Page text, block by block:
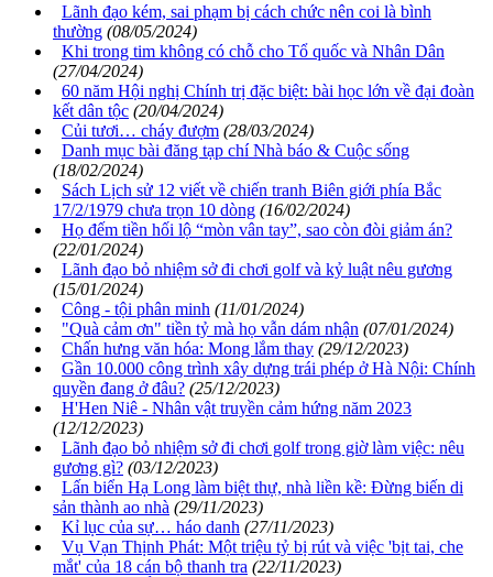
Lãnh đạo kém, sai phạm bị cách chức nên coi là bình
thường (08/05/2024)
Khi trong tim không có chỗ cho Tổ quốc và Nhân Dân
(27/04/2024)
60 năm Hội nghị Chính trị đặc biệt: bài học lớn về đại đoàn
kết dân tộc (20/04/2024)
Củi tươi… cháy đượm (28/03/2024)
Danh mục bài đăng tạp chí Nhà báo & Cuộc sống
(18/02/2024)
Sách Lịch sử 12 viết về chiến tranh Biên giới phía Bắc
17/2/1979 chưa trọn 10 dòng (16/02/2024)
Họ đếm tiền hối lộ “mòn vân tay”, sao còn đòi giảm án?
(22/01/2024)
Lãnh đạo bỏ nhiệm sở đi chơi golf và kỷ luật nêu gương
(15/01/2024)
Công - tội phân minh (11/01/2024)
"Quà cảm ơn" tiền tỷ mà họ vẫn dám nhận (07/01/2024)
Chấn hưng văn hóa: Mong lắm thay (29/12/2023)
Gần 10.000 công trình xây dựng trái phép ở Hà Nội: Chính
quyền đang ở đâu? (25/12/2023)
H'Hen Niê - Nhân vật truyền cảm hứng năm 2023
(12/12/2023)
Lãnh đạo bỏ nhiệm sở đi chơi golf trong giờ làm việc: nêu
gương gì? (03/12/2023)
Lấn biển Hạ Long làm biệt thự, nhà liền kề: Đừng biến di
sản thành ao nhà (29/11/2023)
Kỉ lục của sự… háo danh (27/11/2023)
Vụ Vạn Thịnh Phát: Một triệu tỷ bị rút và việc 'bịt tai, che
mắt' của 18 cán bộ thanh tra (22/11/2023)